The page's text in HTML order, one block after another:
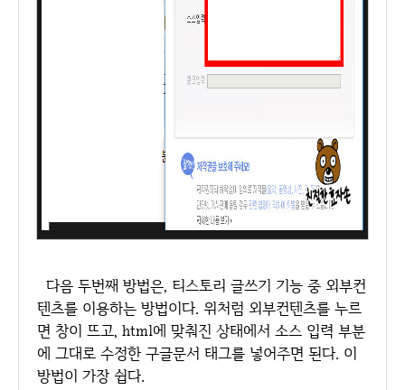
다음 두번째 방법은, 티스토리 글쓰기 기능 중 외부컨
텐츠를 이용하는 방법이다. 위처럼 외부컨텐츠를 누르
면 창이 뜨고, html에 맞춰진 상태에서 소스 입력 부분
에 그대로 수정한 구글문서 태그를 넣어주면 된다. 이
방법이 가장 쉽다.